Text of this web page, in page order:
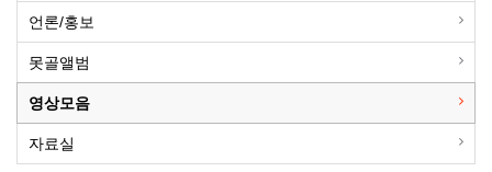
언론/홍보
못골앨범
영상모음
자료실